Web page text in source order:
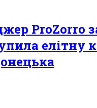
ProZorro
елітну